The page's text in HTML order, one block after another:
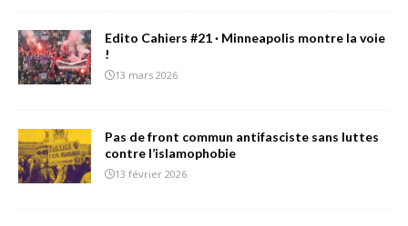
Edito Cahiers #21 · Minneapolis montre la voie
!
13 mars 2026
Pas de front commun antifasciste sans luttes
contre l’islamophobie
13 février 2026